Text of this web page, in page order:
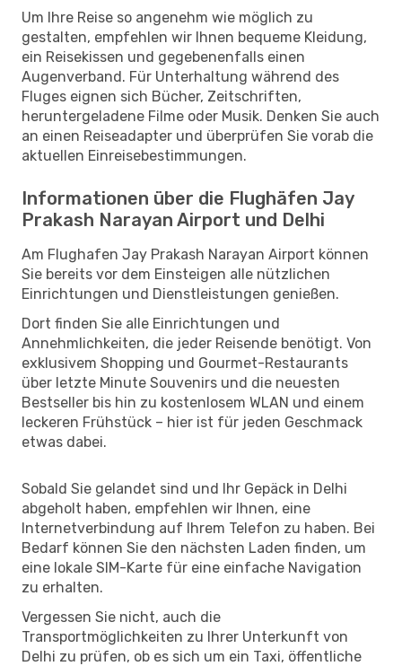
Um Ihre Reise so angenehm wie möglich zu
gestalten, empfehlen wir Ihnen bequeme Kleidung,
ein Reisekissen und gegebenenfalls einen
Augenverband. Für Unterhaltung während des
Fluges eignen sich Bücher, Zeitschriften,
heruntergeladene Filme oder Musik. Denken Sie auch
an einen Reiseadapter und überprüfen Sie vorab die
aktuellen Einreisebestimmungen.
Informationen über die Flughäfen Jay
Prakash Narayan Airport und Delhi
Am Flughafen Jay Prakash Narayan Airport können
Sie bereits vor dem Einsteigen alle nützlichen
Einrichtungen und Dienstleistungen genießen.
Dort finden Sie alle Einrichtungen und
Annehmlichkeiten, die jeder Reisende benötigt. Von
exklusivem Shopping und Gourmet-Restaurants
über letzte Minute Souvenirs und die neuesten
Bestseller bis hin zu kostenlosem WLAN und einem
leckeren Frühstück – hier ist für jeden Geschmack
etwas dabei.
Sobald Sie gelandet sind und Ihr Gepäck in Delhi
abgeholt haben, empfehlen wir Ihnen, eine
Internetverbindung auf Ihrem Telefon zu haben. Bei
Bedarf können Sie den nächsten Laden finden, um
eine lokale SIM-Karte für eine einfache Navigation
zu erhalten.
Vergessen Sie nicht, auch die
Transportmöglichkeiten zu Ihrer Unterkunft von
Delhi zu prüfen, ob es sich um ein Taxi, öffentliche